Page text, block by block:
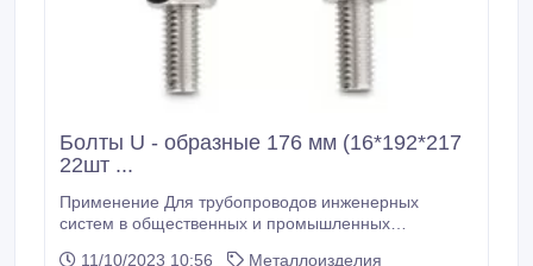
Болты U - образные 176 мм (16*192*217
22шт ...
Применение Для трубопроводов инженерных
систем в общественных и промышленных
11/10/2023 10:56
Металлоизделия